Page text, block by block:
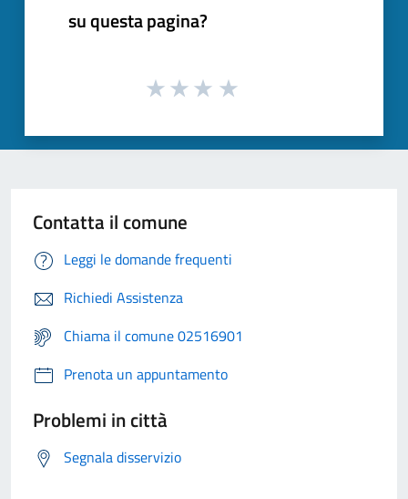
su questa pagina?
Contatta il comune
Leggi le domande frequenti
Richiedi Assistenza
Chiama il comune 02516901
Prenota un appuntamento
Problemi in città
Segnala disservizio